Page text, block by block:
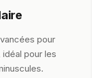
pour
pour les